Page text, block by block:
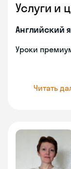
Услуги и
Английский
Уроки
Читать